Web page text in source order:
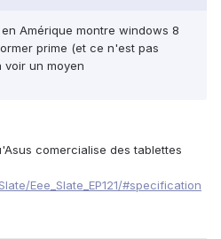
Amérique montre windows 8
prime (et ce n'est pas
voir un moyen
comercialise des tablettes
Eee_Slate_EP121/#specification